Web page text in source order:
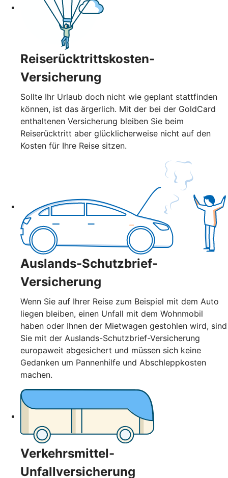
Reiserücktrittskosten-
Versicherung
Sollte Ihr Urlaub doch nicht wie geplant stattfinden
können, ist das ärgerlich. Mit der bei der GoldCard
enthaltenen Versicherung bleiben Sie beim
Reiserücktritt aber glücklicherweise nicht auf den
Kosten für Ihre Reise sitzen.
Auslands-Schutzbrief-
Versicherung
Wenn Sie auf Ihrer Reise zum Beispiel mit dem Auto
liegen bleiben, einen Unfall mit dem Wohnmobil
haben oder Ihnen der Mietwagen gestohlen wird, sind
Sie mit der Auslands-Schutzbrief-Versicherung
europaweit abgesichert und müssen sich keine
Gedanken um Pannenhilfe und Abschleppkosten
machen.
Verkehrsmittel-
Unfallversicherung